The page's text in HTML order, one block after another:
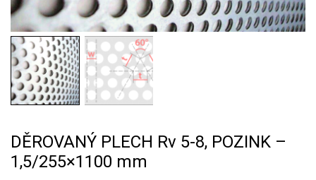
DĚROVANÝ PLECH Rv 5-8, POZINK –
1,5/255×1100 mm